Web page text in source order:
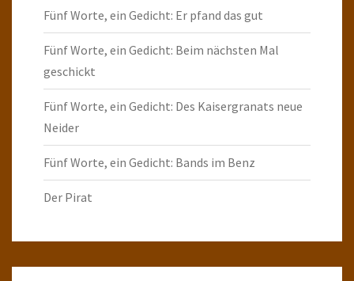
Fünf Worte, ein Gedicht: Er pfand das gut
Fünf Worte, ein Gedicht: Beim nächsten Mal
geschickt
Fünf Worte, ein Gedicht: Des Kaisergranats neue
Neider
Fünf Worte, ein Gedicht: Bands im Benz
Der Pirat